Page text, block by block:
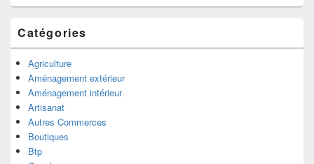
Catégories
Agriculture
Aménagement extérieur
Aménagement intérieur
Artisanat
Autres Commerces
Boutiques
Btp